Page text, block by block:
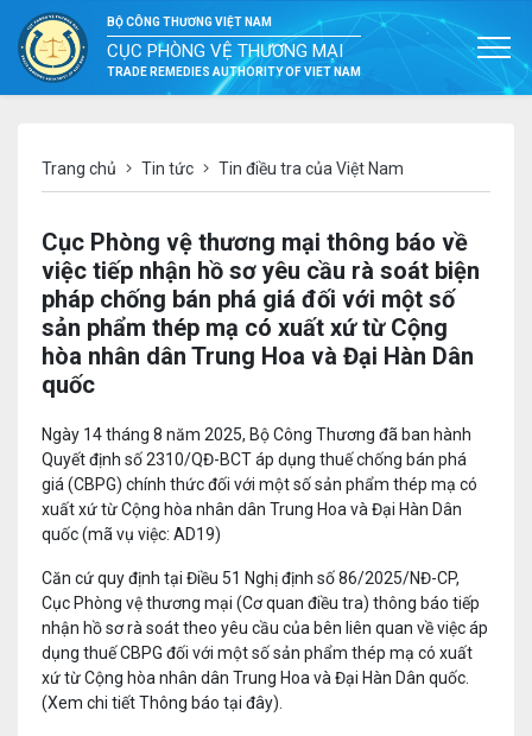
BỘ CÔNG THƯƠNG VIỆT NAM
CỤC PHÒNG VỆ THƯƠNG MẠI
TRADE REMEDIES AUTHORITY OF VIET NAM
Trang chủ Tin tức Tin điều tra của Việt Nam
Cục Phòng vệ thương mại thông báo về
việc tiếp nhận hồ sơ yêu cầu rà soát biện
pháp chống bán phá giá đối với một số
sản phẩm thép mạ có xuất xứ từ Cộng
hòa nhân dân Trung Hoa và Đại Hàn Dân
quốc
Ngày 14 tháng 8 năm 2025, Bộ Công Thương đã ban hành
Quyết định số 2310/QĐ-BCT áp dụng thuế chống bán phá
giá (CBPG) chính thức đối với một số sản phẩm thép mạ có
xuất xứ từ Cộng hòa nhân dân Trung Hoa và Đại Hàn Dân
quốc (mã vụ việc: AD19)
Căn cứ quy định tại Điều 51 Nghị định số 86/2025/NĐ-CP,
Cục Phòng vệ thương mại (Cơ quan điều tra) thông báo tiếp
nhận hồ sơ rà soát theo yêu cầu của bên liên quan về việc áp
dụng thuế CBPG đối với một số sản phẩm thép mạ có xuất
xứ từ Cộng hòa nhân dân Trung Hoa và Đại Hàn Dân quốc.
(Xem chi tiết Thông báo tại đây).